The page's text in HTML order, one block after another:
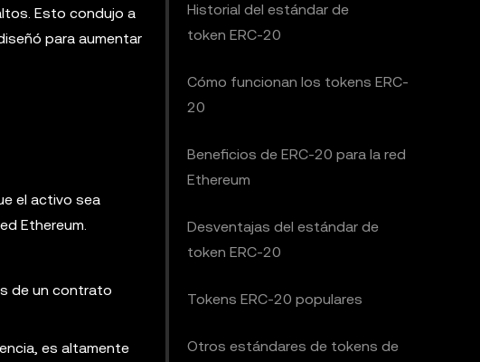
Esto condujo a
para aumentar
el activo sea
Ethereum.
de un contrato
es altamente
Historial del estándar de
token ERC-20
Cómo funcionan los tokens ERC-
20
Beneficios de ERC-20 para la red
Ethereum
Desventajas del estándar de
token ERC-20
Tokens ERC-20 populares
Otros estándares de tokens de